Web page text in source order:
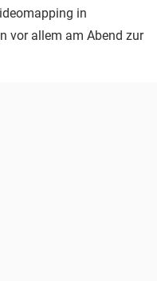
in
vor allem am Abend zur